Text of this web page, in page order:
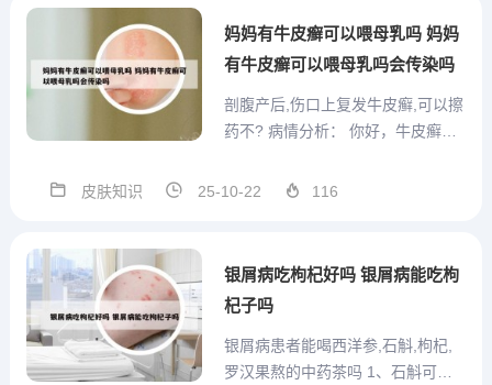
传给下一代，只是风险增加。照顾
性...
妈妈有牛皮癣可以喂母乳吗 妈妈
有牛皮癣可以喂母乳吗会传染吗
剖腹产后,伤口上复发牛皮癣,可以擦
药不? 病情分析： 你好，牛皮癣患
要注意治疗了。由于此时的患者处
类药物，激素类药物经过准妈妈的
新陈代谢，随着乳汁...
皮肤知识 25-10-22 116
银屑病吃枸杞好吗 银屑病能吃枸
杞子吗
银屑病患者能喝西洋参,石斛,枸杞,
罗汉果熬的中药茶吗 1、石斛可以